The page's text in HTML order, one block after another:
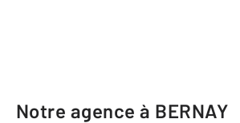
Notre agence à BERNAY